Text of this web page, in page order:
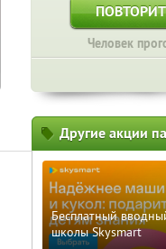
Человек
Другие акции
Бесплатный
школы Skysmart